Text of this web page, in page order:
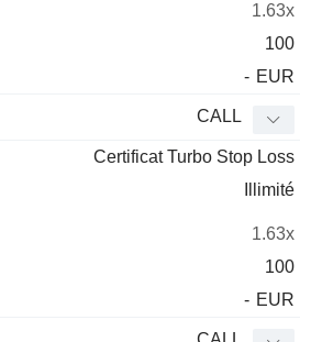
1.63x
100
- EUR
CALL
Certificat Turbo Stop Loss
Illimité
1.63x
100
- EUR